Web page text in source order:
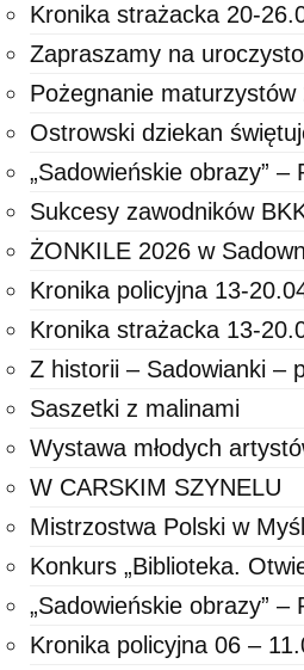
Kronika strażacka 20-
Zapraszamy na
Pożegnanie maturzystów
Ostrowski dziekan
„Sadowieńskie obrazy” –
Sukcesy zawodników
ŻONKILE 2026 w
Kronika policyjna 13-
Kronika strażacka 13-
Z historii – Sadowianki –
Saszetki z malinami
Wystawa młodych
W CARSKIM SZYNELU
Mistrzostwa Polski w
Konkurs „Biblioteka.
„Sadowieńskie obrazy” –
Kronika policyjna 06 –